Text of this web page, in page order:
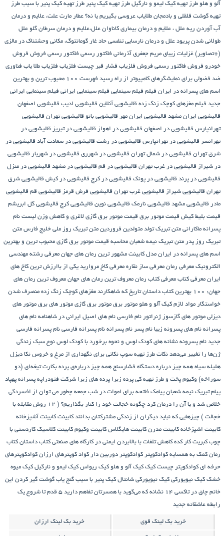
آلو و هلو طرز تهیه کیک لیمو و نارگیل طرز تهیه کیک پنیر طرز تهیه کیک پنیر با سیب طرز
تهیه گوشت قلقلی و بادمجان طلایاب عروسی بگیریم یا نه؟ عطار مارت علت، علایم و درمان
آب آوردن ریه علل ، علایم و درمان بیماری کاناوان علل،علایم و درمان سرطان گلو علل
طولانی شدن پریود علل و درمان نارسایی تنفسی حاد غار گومانتوگ، مکانی وحشتناک در مالزی
(+تصاویر) غزلیات زیبای مریم جعفری آذرمانی فاکتور رسمی فاکتور رسمی فروش فروش
خودرو فروش فاکتور رسمی فروش فلزیاب فشار قبر چیست فلزیاب فلزیاب طلا یاب فناوری
ضد فضولی برای نمایشگرهای کامپیوتر از راه رسید
فهرست ۱۰۰ محبوب ترین و بهترین
اسم های پسرانه در ایران فیلم فیلم سینمایی فیلم سینمایی ایرانی فیلم سینمایی ایرانی
جدید فیلم مغزهای کوچک زنگ زده قالیشویی آنلاین قالیشویی ادیب قالیشویی اصفهان
قالیشویی ایران مشهد قالیشویی ایران مهر قالیشویی بانو قالیشویی تهران قالیشویی
تهرانپارس قالیشویی در اصفهان قالیشویی در اهواز قالیشویی در تبریز قالیشویی در
تهرانسر قالیشویی در تهرانپارس قالیشویی در رشت قالیشویی در سعادت آباد قالیشویی در
شرق تهران قالیشویی در شمال تهران قالیشویی در شهرری قالیشویی در شهریار قالیشویی
در شیراز قالیشویی در غرب تهران قالیشویی در قم قالیشویی در مشهد قالیشویی در منزل
قالیشویی در پرند قالیشویی در پونک قالیشویی در کرج قالیشویی در کیش قالیشویی شرق
تهران قالیشویی شیراز قالیشویی غرب تهران قالیشویی فرش قرمز قالیشویی قم قالیشویی
مادر قالیشویی مشهد قالیشویی نارمک قالیشویی نوین قالیشویی کرج قالیشویی گل ابریشم
قیمت بلیط کیش قیمت موتور برق قیمت موتور برق گازی لاغری و کاهش وزن لیست نام
پسرانه ماکارانی متن تبریک تولد متولدین فروردین متن تبریک روز ملی خلیج فارس متن
تبریک روز پدر متن تبریک نیمه شعبان محاسبه قیمت موتور برق گازی محبوب ترین و بهترین
اسم های پسرانه در ایران مدل کابینت مشهور ترین رمان های جهان معرفی رشته مهندسی
الکترونیک معرفی رمان معرفی ساز نقاره معرفی کاخ مروارید یکی از باارزش ترین کاخ های
ایران معرفی کتاب معرفی کتاب رمان معروف ترین رمان های جهان معروف ترین رمان های
جهان: ۱۰۰ بهترین کتاب داستان تاریخ که شاهکارند
مغزهای کوچک زنگ زده منصرف شدن
خواستگار مواد لازم کیک آلو و هلو موتور برق موتور برق گازی موتور های برق موتور های
دیزلی موتور های گازسوز ژنراتور نام فارسی نام های اصیل ایرانی در شاهنامه نام های
پسرانه نام های پسرونه زیبا نام پسر نام پسرانه نام پسرانه فارسی نام پسرانه فارسی
جدید نام پسرونه نشانه های کودک لوس و نحوه برخورد با کودک لوس نوع سبک زندگی
ژن‌ها را تغییر می‌دهد نکات طرز تهیه سوپ نکاتی برای نگهداری از مرغ و خروس نکا دیزل
هلیله سیاه همه چیز درباره دستگاه فشارسنج همه چیز درباره‌ی پرده بکارت تیغه‌ای (دو
سوراخه) وکیوم پخت و طرز تهیه کی پرده زبرا پرده های زبرا شرکت فتودراپه پسرانه پهپاد
پیام تبریک نیمه شعبان پیامک فاتحه برای اموات در شب جمعه چطور می توان از افسردگی
خلاص شد و یا آن را درمان کرد
چگونه خجالت خود را کنار بگذاریم؟ ( 12 روش مقابله با
خجالت ) چیزهایی که نباید دیگران از زندگی مشترکتان بدانند کابینت کابینت آشپزخانه
کابینت اشپزخانه کابینت مدرن کابینت هایگلاس کابینت وکیوم کابینت کلاسیک کاردستی با
چوب کبریت کار کده کاهش تلفات با بالابردن ایمنی در کارگاه های صنعتی کتاب داستان کتاب
رمان کمک به همسایه کوادکوپتر کوادکوپتر دوربین دار کواد کوپترهای ارزان کوادکوپترهای
حرفه ای کوادکوپتر چیست کیک کیک آلو و هلو کیک ریواس کیک لیمو و نارگیل کیک میوه
خشک کیک نیویورکی کیک نیویورکی شانتال کیک پنیر با سیب گنج‌ یاب گوشت گیر کردن این
خانم چاق در تاکسی ۱۴ نشانه که می‌گوید با همسرتان تفاهم دارید
۵ قدم تا شروع یک
رابطه عاشقانه جدید
خرید بک لینک قوی خرید بک لینک ارزان